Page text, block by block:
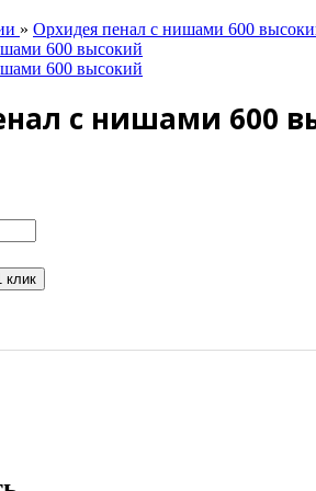
» Орхидея пенал с нишами 600
с нишами 600
клик